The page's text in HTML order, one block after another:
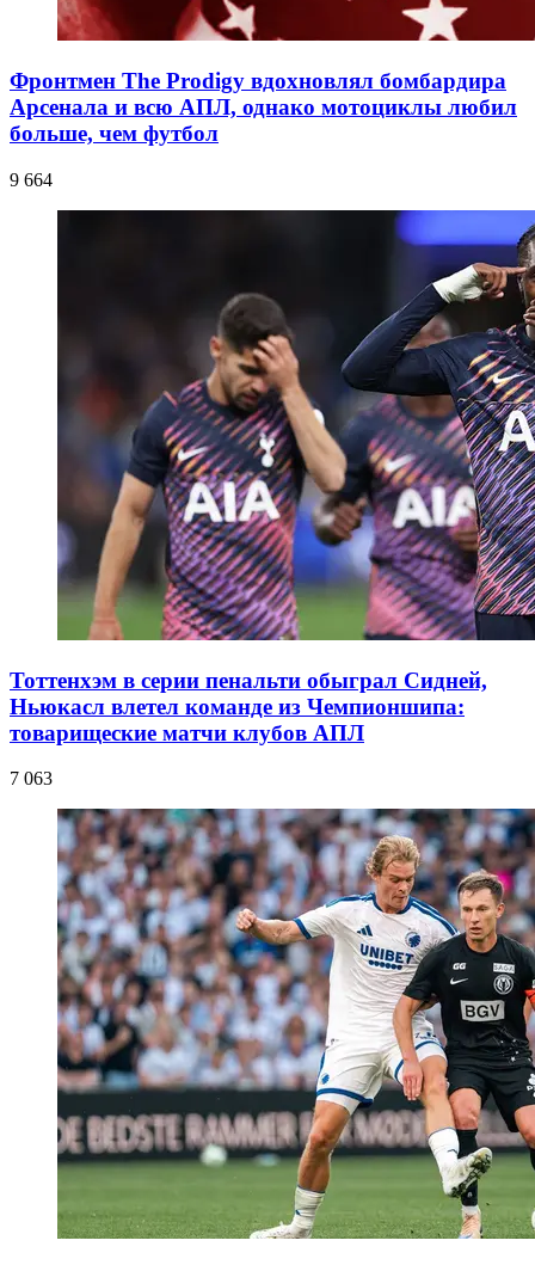
Фронтмен The Prodigy вдохновлял бомбардира
Арсенала и всю АПЛ, однако мотоциклы любил
больше, чем футбол
9 664
Тоттенхэм в серии пенальти обыграл Сидней,
Ньюкасл влетел команде из Чемпионшипа:
товарищеские матчи клубов АПЛ
7 063